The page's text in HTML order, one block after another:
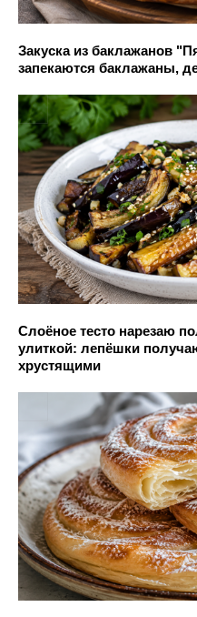
Закуска из баклажанов
запекаются баклажаны,
Слоёное тесто нарезаю
улиткой: лепёшки
хрустящими